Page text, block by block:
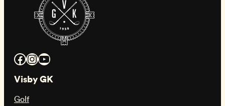
Facebook InstagramYouTube
Visby GK
Golf